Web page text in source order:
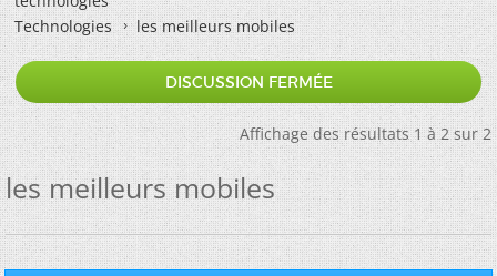
Technologies
les meilleurs mobiles
DISCUSSION FERMÉE
Affichage des résultats 1 à 2 sur 2
les meilleurs mobiles